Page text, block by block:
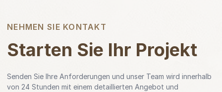
NEHMEN SIE KONTAKT
Starten Sie Ihr Projekt
Senden Sie Ihre Anforderungen und unser Team wird innerhalb
von 24 Stunden mit einem detaillierten Angebot und